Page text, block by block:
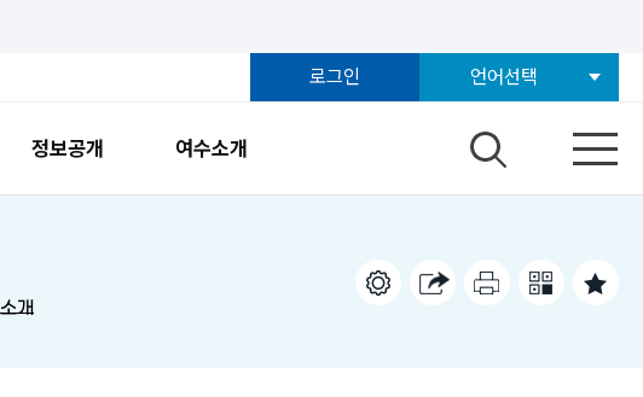
로그인 언어선택
정보공개 여수소개
소개